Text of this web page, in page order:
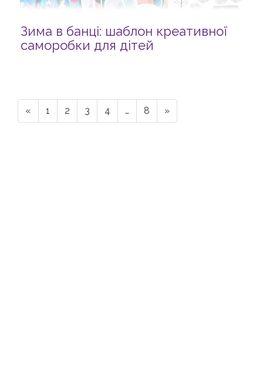
Зима в банці: шаблон креативної
саморобки для дітей
« 1 2 3 4 … 8 »